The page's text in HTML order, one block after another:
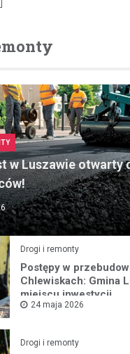
w Luszawie otwarty
Drogi i remonty
Postępy w
Chlewiskach: Gmina
miejscu inwestycji
24 maja 2026
Drogi i remonty